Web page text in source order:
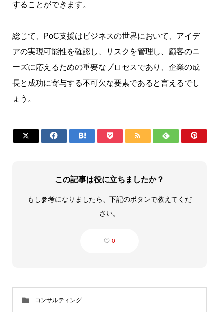
することができます。
総じて、PoC支援はビジネスの世界において、アイデ
アの実現可能性を確認し、リスクを管理し、顧客のニ
ーズに応えるための重要なプロセスであり、企業の成
長と成功に寄与する不可欠な要素であると言えるでし
ょう。
      
この記事は役に立ちましたか？
もし参考になりましたら、下記のボタンで教えてくだ
さい。
0
コンサルティング